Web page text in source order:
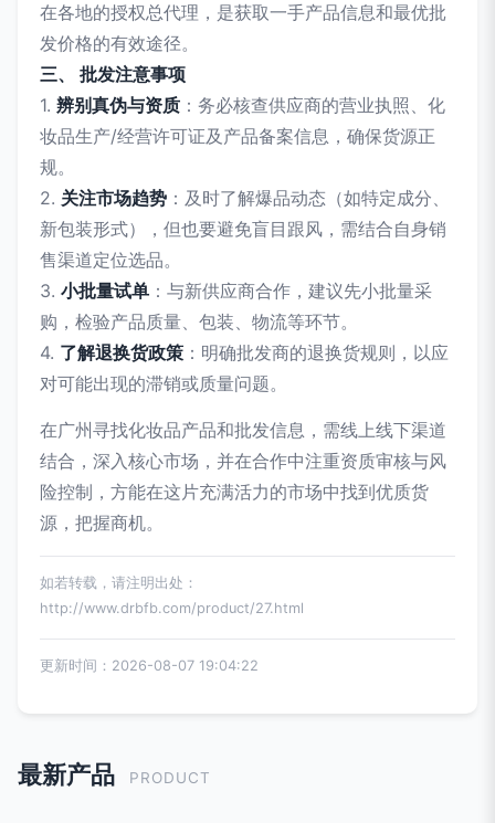
在各地的授权总代理，是获取一手产品信息和最优批
发价格的有效途径。
三、 批发注意事项
1. 辨别真伪与资质 ：务必核查供应商的营业执照、化
妆品生产/经营许可证及产品备案信息，确保货源正
规。
2. 关注市场趋势 ：及时了解爆品动态（如特定成分、
新包装形式），但也要避免盲目跟风，需结合自身销
售渠道定位选品。
3. 小批量试单 ：与新供应商合作，建议先小批量采
购，检验产品质量、包装、物流等环节。
4. 了解退换货政策 ：明确批发商的退换货规则，以应
对可能出现的滞销或质量问题。
在广州寻找化妆品产品和批发信息，需线上线下渠道
结合，深入核心市场，并在合作中注重资质审核与风
险控制，方能在这片充满活力的市场中找到优质货
源，把握商机。
如若转载，请注明出处：
http://www.drbfb.com/product/27.html
更新时间：2026-08-07 19:04:22
最新产品 PRODUCT